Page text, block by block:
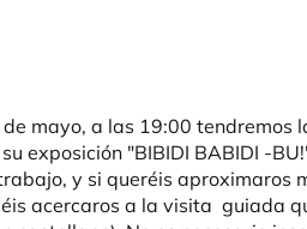
de mayo, a las 19:00 tendremos
exposición "BIBIDI BABIDI -
y si queréis aproximaros
acercaros a la visita guiada